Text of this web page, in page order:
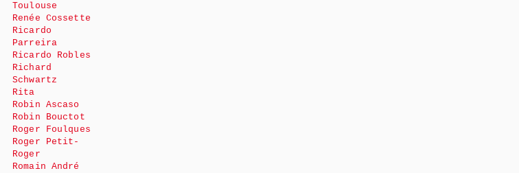
Toulouse
Renée Cossette
Ricardo
Parreira
Ricardo Robles
Richard
Schwartz
Rita
Robin Ascaso
Robin Bouctot
Roger Foulques
Roger Petit-
Roger
Romain André